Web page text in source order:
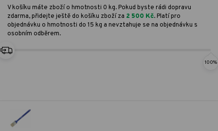
V košíku máte zboží o hmotnosti 0 kg. Pokud byste rádi dopravu
zdarma, přidejte ještě do košíku zboží za 2 500 Kč. Platí pro
objednávku o hmotnosti do 15 kg a nevztahuje se na objednávku s
osobním odběrem.
100%